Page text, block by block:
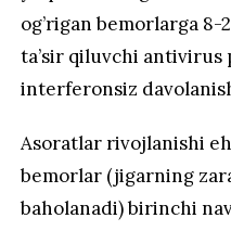
og’rigan bemorlarga 8-
ta’sir qiluvchi antivirus
interferonsiz
Asoratlar rivojlanishi
bemorlar (jigarning
baholanadi) birinchi